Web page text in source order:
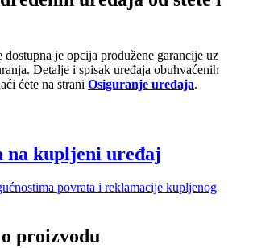
dostupna je opcija produžene garancije uz
Detalje i spisak uređaja obuhvaćenih
ćete na strani Osiguranje uređaja.
na kupljeni uređaj
povrata i reklamacije kupljenog
proizvodu